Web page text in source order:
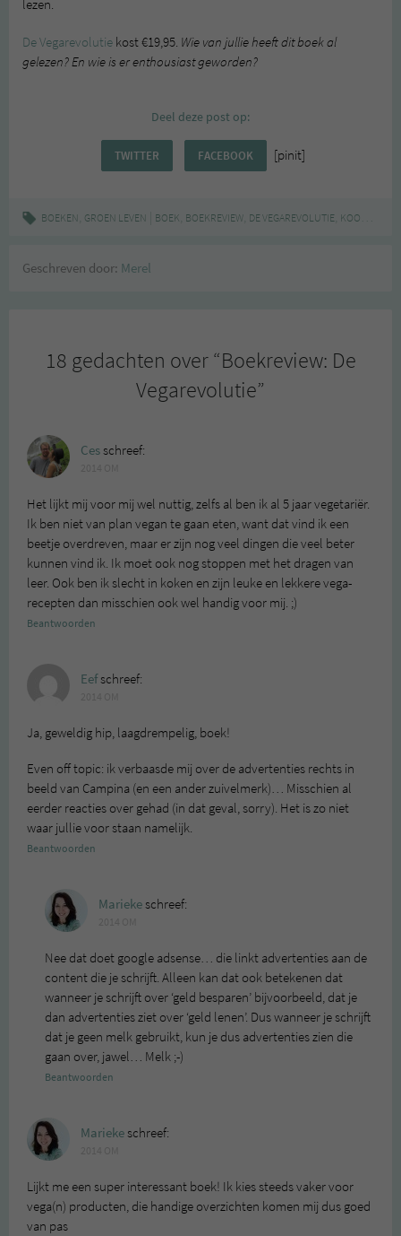
lezen.
De Vegarevolutie kost €19,95. Wie van jullie heeft dit boek al
gelezen? En wie is er enthousiast geworden?
Deel deze post op:
TWITTER FACEBOOK [pinit]
BOEKEN, GROEN LEVEN BOEK, BOEKREVIEW, DE VEGAREVOLUTIE, KOOKBOEK
Geschreven door: Merel
18 gedachten over “Boekreview: De
Vegarevolutie”
Cesschreef:
Het lijkt mij voor mij wel nuttig, zelfs al ben ik al 5 jaar vegetariër.
Ik ben niet van plan vegan te gaan eten, want dat vind ik een
beetje overdreven, maar er zijn nog veel dingen die veel beter
kunnen vind ik. Ik moet ook nog stoppen met het dragen van
leer. Ook ben ik slecht in koken en zijn leuke en lekkere vega-
recepten dan misschien ook wel handig voor mij. ;)
Beantwoorden
Eefschreef:
Ja, geweldig hip, laagdrempelig, boek!
Even off topic: ik verbaasde mij over de advertenties rechts in
beeld van Campina (en een ander zuivelmerk)… Misschien al
eerder reacties over gehad (in dat geval, sorry). Het is zo niet
waar jullie voor staan namelijk.
Beantwoorden
Mariekeschreef:
Nee dat doet google adsense… die linkt advertenties aan de
content die je schrijft. Alleen kan dat ook betekenen dat
wanneer je schrijft over ‘geld besparen’ bijvoorbeeld, dat je
dan advertenties ziet over ‘geld lenen’. Dus wanneer je schrijft
dat je geen melk gebruikt, kun je dus advertenties zien die
gaan over, jawel… Melk ;-)
Beantwoorden
Mariekeschreef:
Lijkt me een super interessant boek! Ik kies steeds vaker voor
vega(n) producten, die handige overzichten komen mij dus goed
van pas